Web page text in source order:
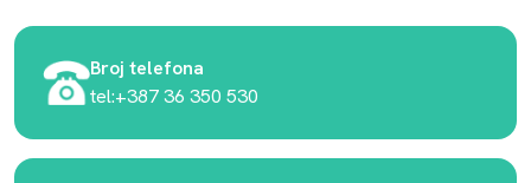
Broj telefona
tel:+387 36 350 530